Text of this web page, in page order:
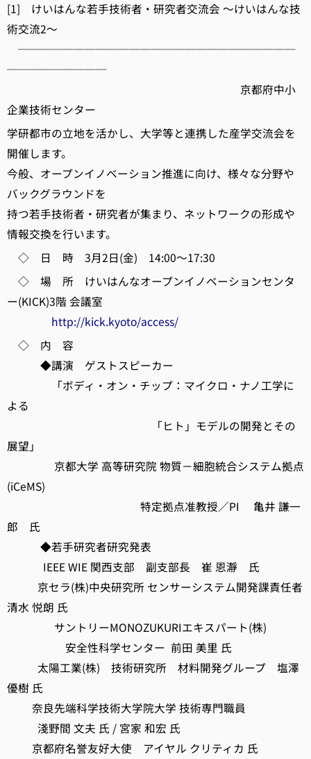
[1] けいはんな若手技術者・研究者交流会 ～けいはんな技
術交流2～
─────────────────────────
─────────
京都府中小
企業技術センター
学研都市の立地を活かし、大学等と連携した産学交流会を
開催します。
今般、オープンイノベーション推進に向け、様々な分野や
バックグラウンドを
持つ若手技術者・研究者が集まり、ネットワークの形成や
情報交換を行います。
◇ 日 時 3月2日(金) 14:00～17:30
◇ 場 所 けいはんなオープンイノベーションセンタ
ー(KICK)3階 会議室
http://kick.kyoto/access/
◇ 内 容
◆講演 ゲストスピーカー
「ボディ・オン・チップ：マイクロ・ナノ工学に
よる
「ヒト」モデルの開発とその
展望」
京都大学 高等研究院 物質－細胞統合システム拠点
(iCeMS)
特定拠点准教授／PI 亀井 謙一
郎 氏
◆若手研究者研究発表
IEEE WIE 関西支部 副支部長 崔 恩瀞 氏
京セラ(株)中央研究所 センサーシステム開発課責任者
清水 悦朗 氏
サントリーMONOZUKURIエキスパート(株)
安全性科学センター 前田 美里 氏
太陽工業(株) 技術研究所 材料開発グループ 塩澤
優樹 氏
奈良先端科学技術大学院大学 技術専門職員
淺野間 文夫 氏 / 宮家 和宏 氏
京都府名誉友好大使 アイヤル クリティカ 氏